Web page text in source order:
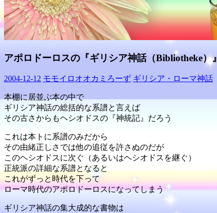
アポロドーロスの『ギリシア神話（Bibliotheke）』
2004-12-12 モモイロオオカミろーず ギリシア・ローマ神話
本棚に居並ぶ本の中で
ギリシア神話の総括的な系譜と言えば
その古さからもヘシオドスの『神統記』だろう
これは本トに系譜のみだから
その由緒正しさでは他の追従を許さぬのだが
このヘシオドスに次ぐ（あるいはヘシオドスを継ぐ）
正統派の詳細な系譜となると
これがずっと時代を下って
ローマ時代のアポロドーロスになってしまう
ギリシア神話の集大成的な書物は